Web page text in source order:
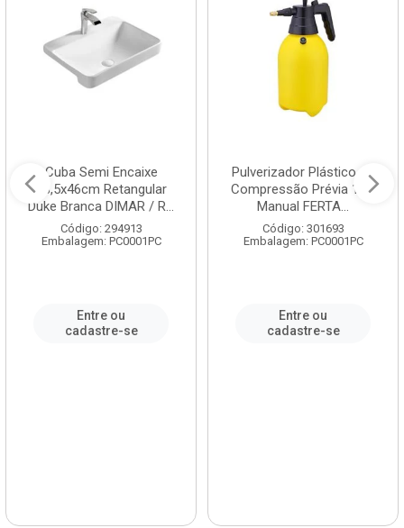
Cuba Semi Encaixe
58,5x46cm Retangular
Duke Branca DIMAR / R...
Código: 294913
Embalagem: PC0001PC
Entre ou
cadastre-se
Pulverizador Plástico de
Compressão Prévia 1,5L
Manual FERTA...
Código: 301693
Embalagem: PC0001PC
Entre ou
cadastre-se